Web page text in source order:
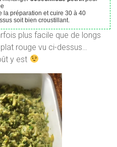
soit bien croustillant.
plus facile que de longs
rouge vu ci-dessus…
y est